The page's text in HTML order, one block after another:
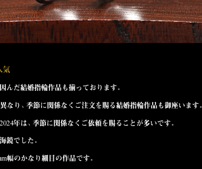
気
んだ結婚指輪作品も揃っております。
なり、季節に関係なくご注文を賜る結婚指輪作品も御座います。
年は、季節に関係なくご依頼を賜ることが多いです。
鏡でした。
幅のかなり細目の作品です。